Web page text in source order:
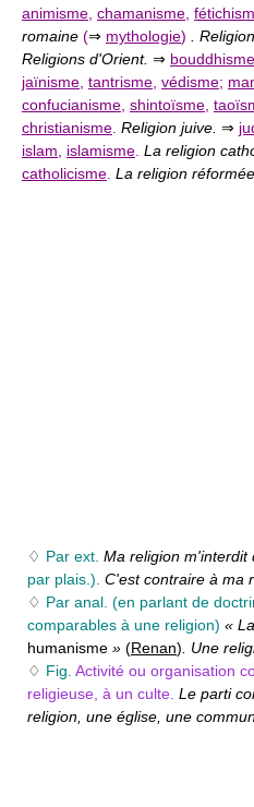
animisme chamanisme
romaine (⇒ mythologie) .
Religions d'Orient. ⇒ bouddhisme
jaïnisme tantrisme védisme;
confucianisme shintoïsme
christianisme Religion juive. ⇒
islam
islamisme La religion
catholicisme La religion réformée.
♢ Par ext. Ma religion m'interdit
par plais.). C'est contraire à ma
♢ Par anal. (en parlant de
comparables à une religion) «
humanisme » (Renan) . Une
♢ Fig. Activité ou organisation
religieuse, à un culte. Le parti
religion, une église, une